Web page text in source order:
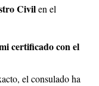
Civilen el
certificado con el
el consulado ha